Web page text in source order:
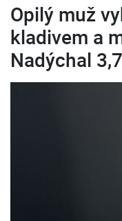
Opilý muž
kladivem a
Nadýchal